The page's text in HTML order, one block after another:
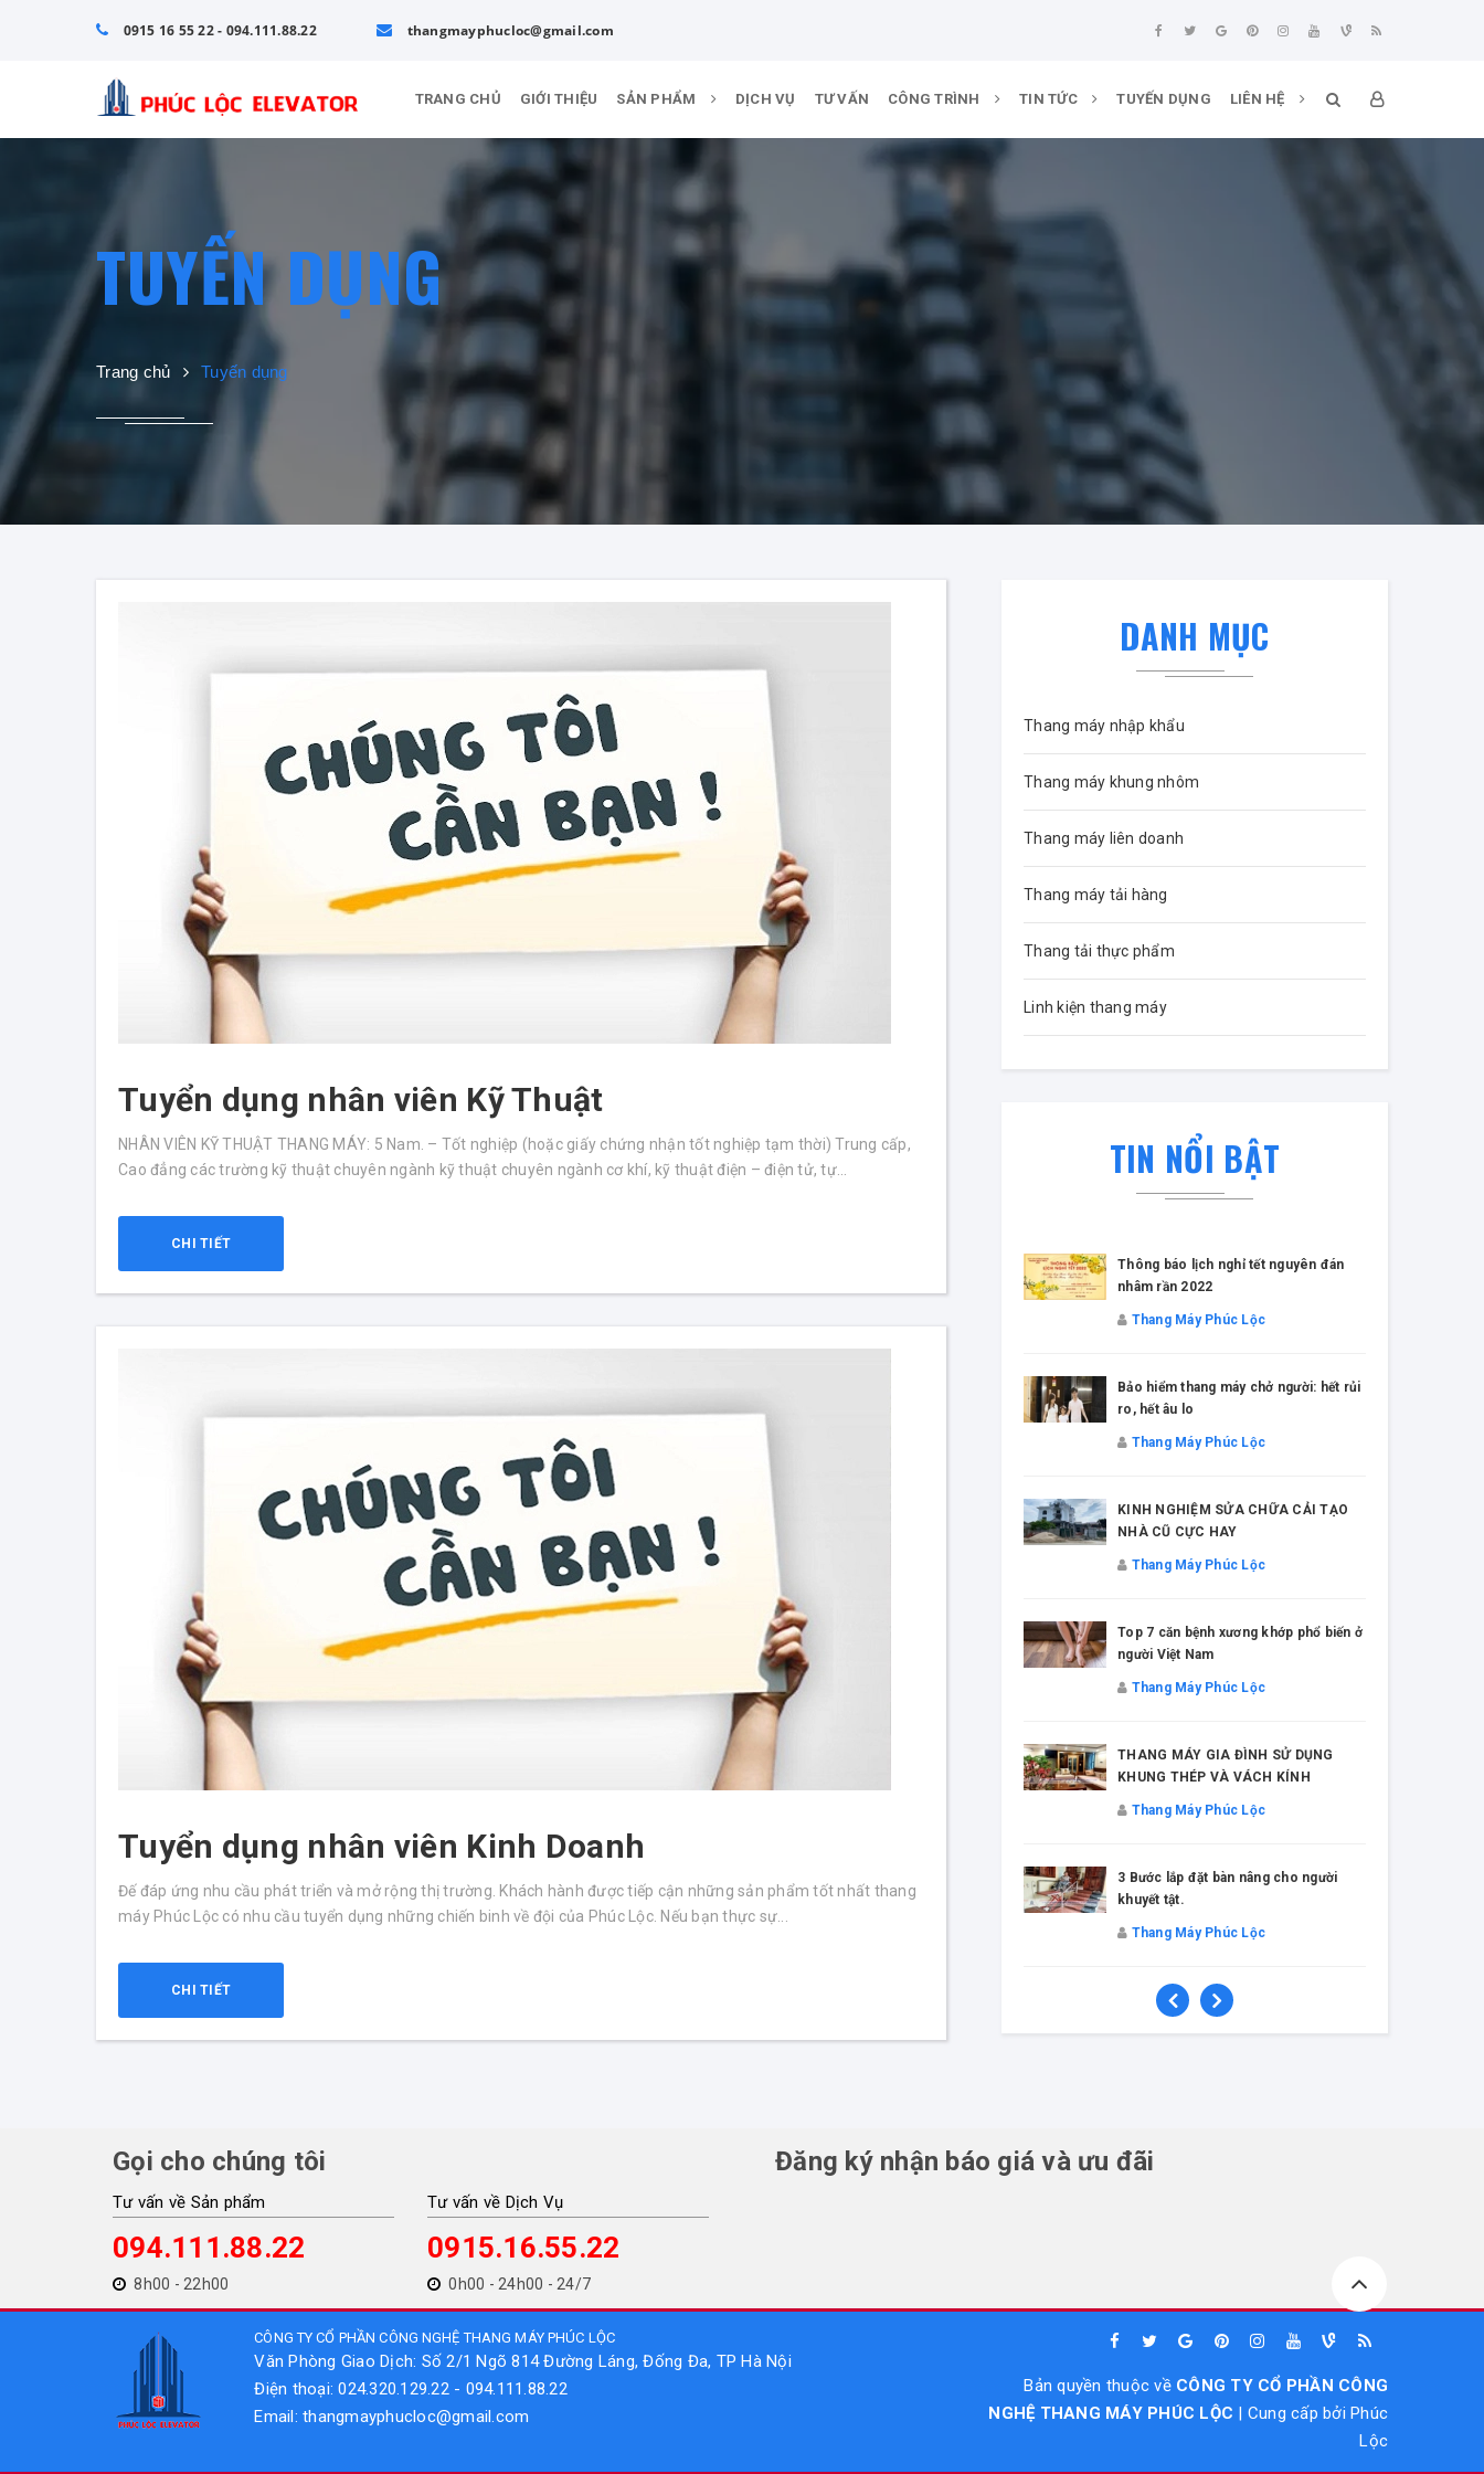
0915 16 55 22 - 094.111.88.22 thangmayphucloc@gmail.com
TRANG CHỦ GIỚI THIỆU SẢN PHẨM DỊCH VỤ TƯ VẤN CÔNG TRÌNH TIN TỨC TUYẾN DỤNG LIÊN HỆ
TUYẾN DỤNG
Trang chủ Tuyến dụng
Tuyển dụng nhân viên Kỹ Thuật
NHÂN VIÊN KỸ THUẬT THANG MÁY: 5 Nam. – Tốt nghiệp (hoặc giấy chứng nhận tốt nghiệp tạm thời) Trung cấp,
Cao đẳng các trường kỹ thuật chuyên ngành kỹ thuật chuyên ngành cơ khí, kỹ thuật điện – điện tử, tự...
CHI TIẾT
Tuyển dụng nhân viên Kinh Doanh
Đế đáp ứng nhu cầu phát triển và mở rộng thị trường. Khách hành được tiếp cận những sản phẩm tốt nhất thang
máy Phúc Lộc có nhu cầu tuyển dụng những chiến binh về đội của Phúc Lộc. Nếu bạn thực sự...
CHI TIẾT
DANH MỤC
Thang máy nhập khẩu
Thang máy khung nhôm
Thang máy liên doanh
Thang máy tải hàng
Thang tải thực phẩm
Linh kiện thang máy
TIN NỔI BẬT
Thang Máy Phúc Lộc Thang Máy Phúc Lộc
Thang Máy Phúc Lộc
Thang Máy Phúc Lộc
THÔNG BÁO NGHỈ TẾT NGUYÊN
ĐÁN 2023
Thông báo lịch nghỉ tết nguyên đán
nhâm rần 2022
Thang Máy Phúc Lộc
Bảo hiểm thang máy chở người: hết rủi
ro, hết âu lo
Thang Máy Phúc Lộc
KINH NGHIỆM SỬA CHỮA CẢI TẠO
NHÀ CŨ CỰC HAY
Thang Máy Phúc Lộc
Top 7 căn bệnh xương khớp phổ biến ở
người Việt Nam
Thang Máy Phúc Lộc
THANG MÁY GIA ĐÌNH SỬ DỤNG
KHUNG THÉP VÀ VÁCH KÍNH
Thang Máy Phúc Lộc
3 Bước lắp đặt bàn nâng cho người
khuyết tật.
Thang Máy Phúc Lộc
Gọi cho chúng tôi
Tư vấn về Sản phẩm
094.111.88.22
8h00 - 22h00
Tư vấn về Dịch Vụ
0915.16.55.22
0h00 - 24h00 - 24/7
Đăng ký nhận báo giá và ưu đãi
CÔNG TY CỔ PHẦN CÔNG NGHỆ THANG MÁY PHÚC LỘC
Văn Phòng Giao Dịch: Số 2/1 Ngõ 814 Đường Láng, Đống Đa, TP Hà Nội
Điện thoại: 024.320.129.22 - 094.111.88.22
Email: thangmayphucloc@gmail.com
Bản quyền thuộc về CÔNG TY CỔ PHẦN CÔNG
NGHỆ THANG MÁY PHÚC LỘC | Cung cấp bởi Phúc
Lộc